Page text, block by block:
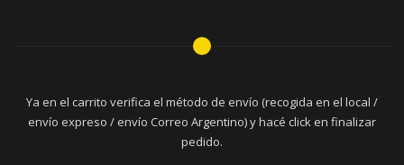
Ya en el carrito verifica el método de envío (recogida en el local /
envío expreso / envío Correo Argentino) y hacé click en finalizar
pedido.